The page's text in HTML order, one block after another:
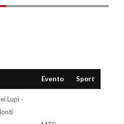
Evento Sport
Lupi -